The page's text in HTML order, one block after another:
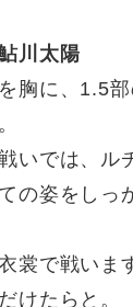
川太陽
胸に、1.5
いでは、ル
の姿をしっ
裳で戦いま
けたらと。